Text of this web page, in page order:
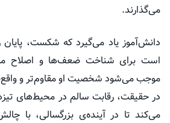
می‌گذارند.
دانش‌آموز یاد می‌گیرد که شکست،
است برای شناخت ضعف‌ها و اصلاح
موجب می‌شود شخصیت او مقاوم‌تر و
در حقیقت، رقابت سالم در محیط‌های
می‌کند تا در آینده‌ی بزرگسالی، با